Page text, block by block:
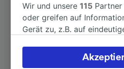
Nach Arras
Weitere
Wir und unsere115
oder greifen auf
Gerät zu, z.B. auf
verarbeiten. Sie können
akzeptieren oder